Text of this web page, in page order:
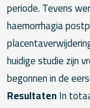
periode. Tevens
haemorrhagia
huidige studie zijn
begonnen in de
ResultatenIn